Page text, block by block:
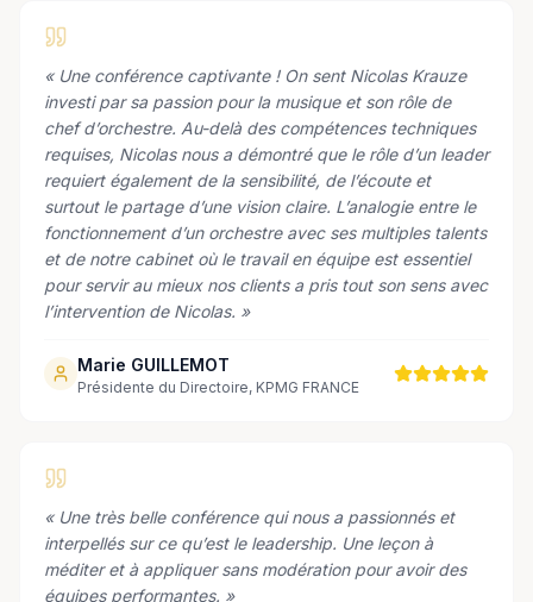
« Une conférence captivante ! On sent Nicolas Krauze
investi par sa passion pour la musique et son rôle de
chef d’orchestre. Au-delà des compétences techniques
requises, Nicolas nous a démontré que le rôle d’un leader
requiert également de la sensibilité, de l’écoute et
surtout le partage d’une vision claire. L’analogie entre le
fonctionnement d’un orchestre avec ses multiples talents
et de notre cabinet où le travail en équipe est essentiel
pour servir au mieux nos clients a pris tout son sens avec
l’intervention de Nicolas. »
Marie GUILLEMOT
Présidente du Directoire, KPMG FRANCE
« Une très belle conférence qui nous a passionnés et
interpellés sur ce qu’est le leadership. Une leçon à
méditer et à appliquer sans modération pour avoir des
équipes performantes. »